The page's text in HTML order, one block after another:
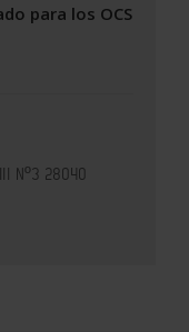
para los OCS
Nº3 28040